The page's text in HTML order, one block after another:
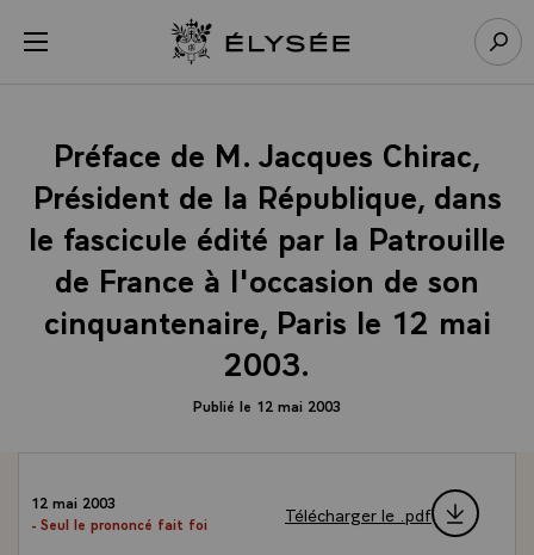
menu Retour à l’accueil Élysée
Préface de M. Jacques Chirac,
Président de la République, dans
le fascicule édité par la Patrouille
de France à l'occasion de son
cinquantenaire, Paris le 12 mai
2003.
Publié le 12 mai 2003
12 mai 2003
- Seul le prononcé fait foi
Télécharger le .pdf
Panneau de gestion des cookies